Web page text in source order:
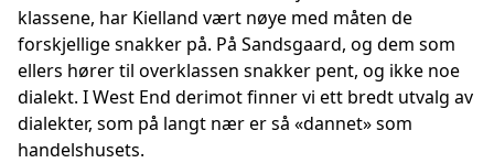
klassene, har Kielland vært nøye med måten de
forskjellige snakker på. På Sandsgaard, og dem som
ellers hører til overklassen snakker pent, og ikke noe
dialekt. I West End derimot finner vi ett bredt utvalg av
dialekter, som på langt nær er så «dannet» som
handelshusets.